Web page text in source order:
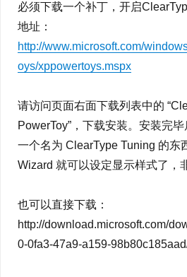
必须下载一个补丁，开启
地址：
http://www.microsoft.com/
oys/xppowertoys.mspx
请访问页面右面下载列表中的
PowerToy”，下载安装。安装完
一个名为 ClearType Tuning 的东
Wizard 就可以设定显示样式了，
也可以直接下载：
http://download.microsoft.com/
0-0fa3-47a9-a159-